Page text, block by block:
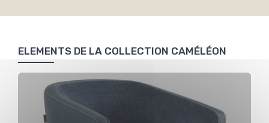
ELEMENTS DE LA COLLECTION CAMÉLÉON